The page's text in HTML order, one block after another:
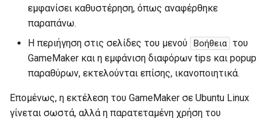
εμφανίσει καθυστέρηση, όπως αναφέρθηκε
παραπάνω.
Η περιήγηση στις σελίδες του μενού
Βοήθεια του
GameMaker και η εμφάνιση διαφόρων tips και popup
παραθύρων, εκτελούνται επίσης, ικανοποιητικά.
Επομένως, η εκτέλεση του GameMaker σε Ubuntu Linux
γίνεται σωστά, αλλά η παρατεταμένη χρήση του